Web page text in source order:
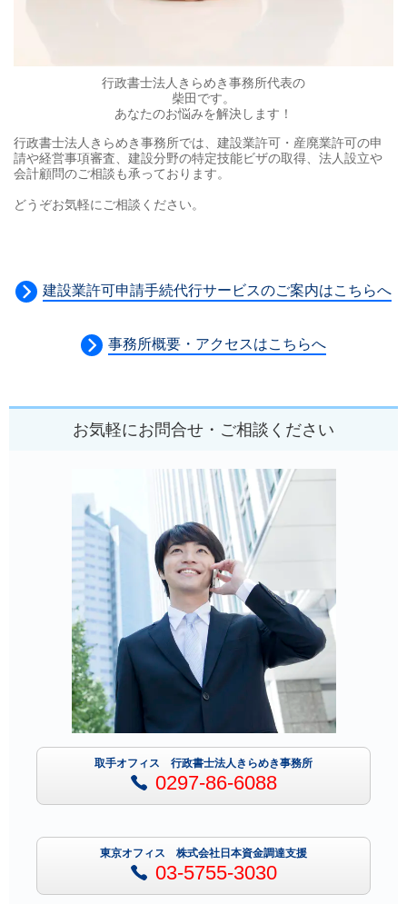
行政書士法人きらめき事務所代表の
柴田です。
あなたのお悩みを解決します！​
行政書士法人きらめき事務所では、 建設業許可・産廃業許可の申
請や経営事項審査、建設分野の特定技能ビザの取得、法人設立や
会計顧問のご相談も承っております。
どうぞお気軽にご相談ください。
建設業許可申請手続代行サービスのご案内はこちらへ
事務所概要・アクセスはこちらへ
お気軽にお問合せ・ご相談ください
取手オフィス 行政書士法人きらめき事務所
0297-86-6088
東京オフィス 株式会社日本資金調達支援
03-5755-3030